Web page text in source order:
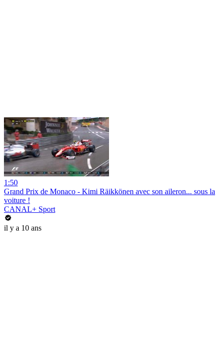
1:50
Grand Prix de Monaco - Kimi Räikkönen avec son aileron... sous la
voiture !
CANAL+ Sport
il y a 10 ans